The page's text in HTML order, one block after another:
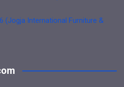
(Jogja International Furniture &